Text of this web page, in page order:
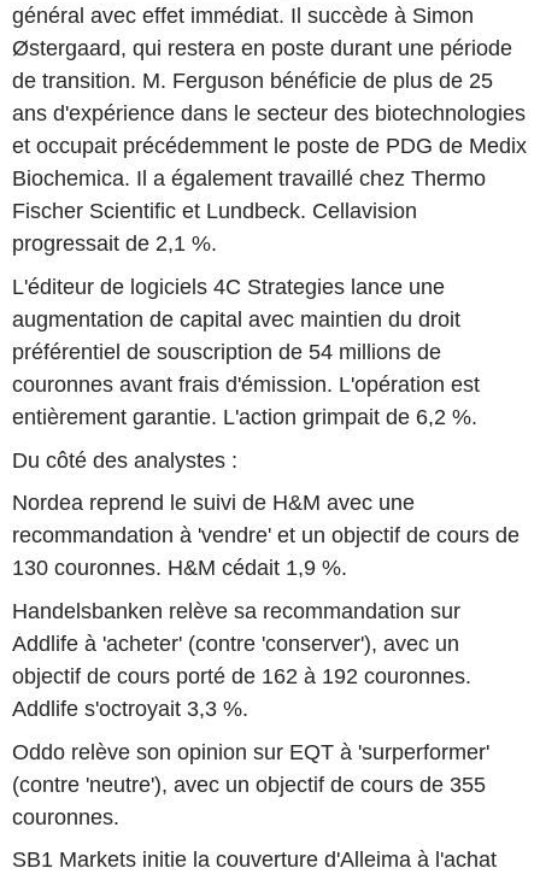
général avec effet immédiat. Il succède à Simon
Østergaard, qui restera en poste durant une période
de transition. M. Ferguson bénéficie de plus de 25
ans d'expérience dans le secteur des biotechnologies
et occupait précédemment le poste de PDG de Medix
Biochemica. Il a également travaillé chez Thermo
Fischer Scientific et Lundbeck. Cellavision
progressait de 2,1 %.
L'éditeur de logiciels 4C Strategies lance une
augmentation de capital avec maintien du droit
préférentiel de souscription de 54 millions de
couronnes avant frais d'émission. L'opération est
entièrement garantie. L'action grimpait de 6,2 %.
Du côté des analystes :
Nordea reprend le suivi de H&M avec une
recommandation à 'vendre' et un objectif de cours de
130 couronnes. H&M cédait 1,9 %.
Handelsbanken relève sa recommandation sur
Addlife à 'acheter' (contre 'conserver'), avec un
objectif de cours porté de 162 à 192 couronnes.
Addlife s'octroyait 3,3 %.
Oddo relève son opinion sur EQT à 'surperformer'
(contre 'neutre'), avec un objectif de cours de 355
couronnes.
SB1 Markets initie la couverture d'Alleima à l'achat